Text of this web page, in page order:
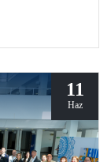
11
Haz